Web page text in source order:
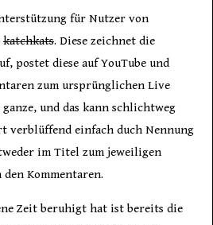
für Nutzer von
katchkats. Diese zeichnet die
postet diese auf YouTube und
zum ursprünglichen Live
und das kann schlichtweg
verblüffend einfach duch Nennung
im Titel zum jeweiligen
Kommentaren.
Zeit beruhigt hat ist bereits die